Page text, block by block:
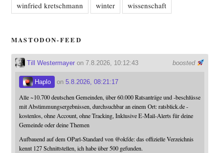
winfried kretschmann
winter wissenschaft
MASTODON-FEED
boosted
Till Westermayeron 7.8.2026, 10:12:43
Haplo on 5.8.2026, 08:21:17
Alle ~10.700 deutschen Gemeinden, über 60.000 Ratsanträge und -beschlüsse
mit Abstimmungsergebnissen, durchsuchbar an einem Ort: ratsblick.de -
kostenlos, ohne Account, ohne Tracking, Inklusive E-Mail-Alerts für deine
Gemeinde oder deine Themen
Aufbauend auf dem OParl-Standard von @okfde: das offizielle Verzeichnis
kennt 127 Schnittstellen, ich habe über 500 gefunden.